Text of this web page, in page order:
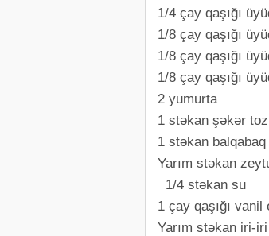
1/4 çay qaşığı
1/8 çay qaşığı
1/8 çay qaşığı
1/8 çay qaşığı
2 yumurta
1 stəkan şəkər
1 stəkan
Yarım stəkan
1/4 stəkan su
1 çay qaşığı vanil
Yarım stəkan iri-